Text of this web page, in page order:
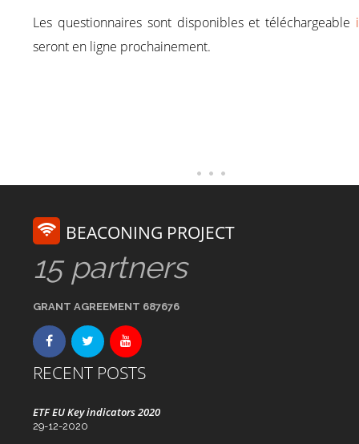
Les questionnaires sont disponibles et téléchargeable
seront en ligne prochainement.
BEACONING PROJECT
15 partners
GRANT AGREEMENT 687676
RECENT POSTS
ETF EU Key indicators 2020
29-12-2020